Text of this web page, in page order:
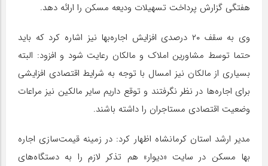
هفتگی گزارش پرداخت تسهیلات ودیعه مسکن را ارائه دهد.
وی به سقف ۲۰ درصدی افزایش اجاره‌بها نیز اشاره کرد که باید
حتما توسط مشاورین املاک و مالکان رعایت شود و افزود: البته
بسیاری از مالکان نیز امسال با توجه به شرایط اقتصادی افزایشی
برای اجاره‌ها در نظر نگرفتند و توقع داریم سایر مالکین نیز مراعات
وضعیت اقتصادی مستاجران را داشته باشند.
مدیر ارشد استان کرمانشاه اظهار کرد: در زمینه قیمت‌سازی اجاره
بها مسکن در سایت «دیوار» هم تذکر لازم را به دستگاه‌های